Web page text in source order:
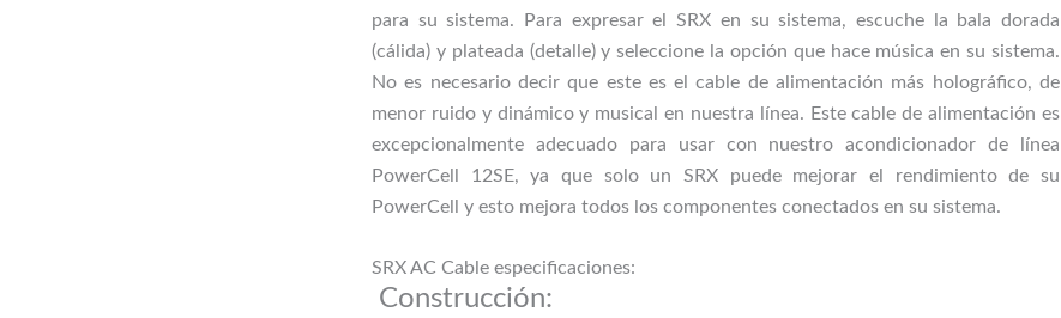
para su sistema. Para expresar el SRX en su sistema, escuche la bala dorada
(cálida) y plateada (detalle) y seleccione la opción que hace música en su sistema.
No es necesario decir que este es el cable de alimentación más holográfico, de
menor ruido y dinámico y musical en nuestra línea. Este cable de alimentación es
excepcionalmente adecuado para usar con nuestro acondicionador de línea
PowerCell 12SE, ya que solo un SRX puede mejorar el rendimiento de su
PowerCell y esto mejora todos los componentes conectados en su sistema.
SRX AC Cable especificaciones:
Construcción: